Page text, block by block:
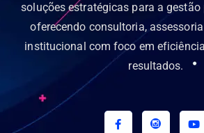
soluções estratégicas para a
oferecendo consultoria,
institucional com foco em
resultados.